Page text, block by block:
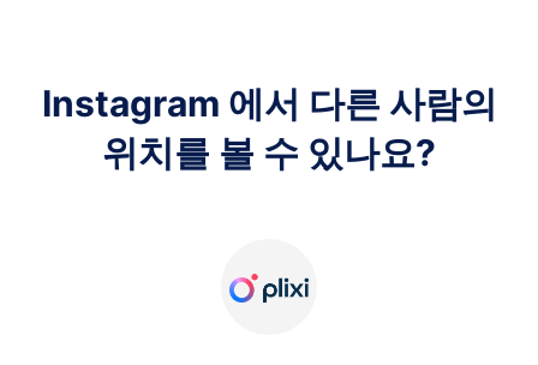
Instagram 에서 다른 사람의
위치를 볼 수 있나요?